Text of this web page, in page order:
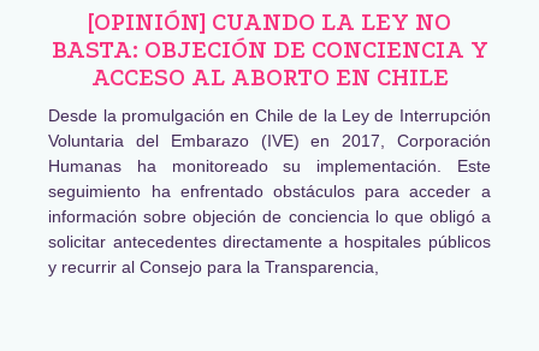
[OPINIÓN] CUANDO LA LEY NO
BASTA: OBJECIÓN DE CONCIENCIA Y
ACCESO AL ABORTO EN CHILE
Desde la promulgación en Chile de la Ley de Interrupción
Voluntaria del Embarazo (IVE) en 2017, Corporación
Humanas ha monitoreado su implementación. Este
seguimiento ha enfrentado obstáculos para acceder a
información sobre objeción de conciencia lo que obligó a
solicitar antecedentes directamente a hospitales públicos
y recurrir al Consejo para la Transparencia,